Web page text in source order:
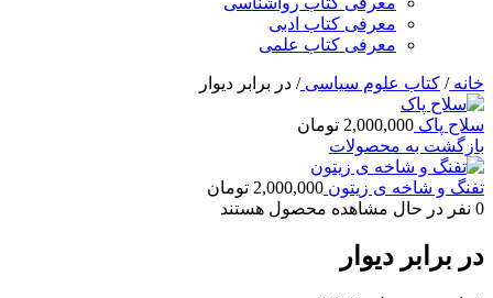
معرفی کتاب ادبی
معرفی کتاب علمی
خانه/ کتاب علوم سیاسی/ در برابر دیوار
سلاح پاک 2,000,000 تومان
بازگشت به محصولات
تفنگ و شاخه ی زیتون 2,000,000 تومان
0 نفر در حال مشاهده محصول هستند
در برابر دیوار